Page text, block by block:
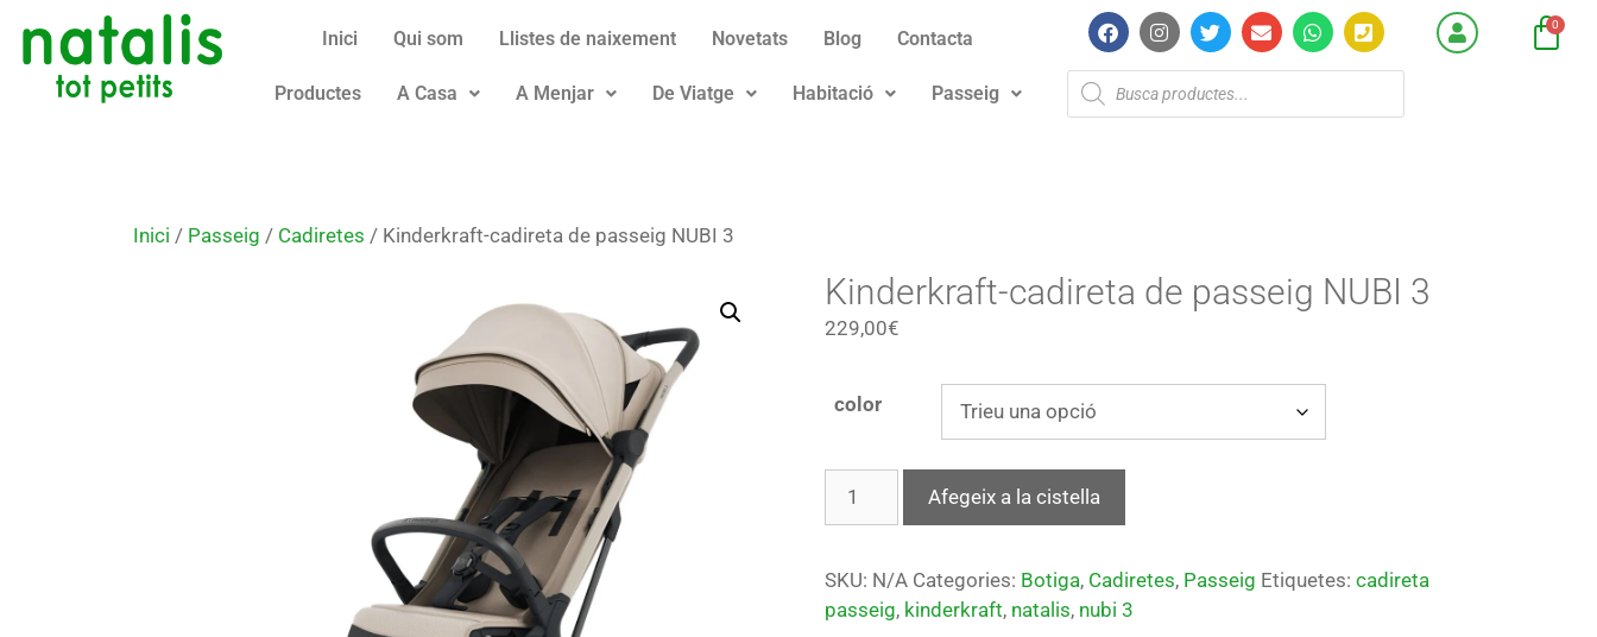
Inici Qui som Llistes de naixement Novetats Blog Contacta
Productes A Casa A Menjar De Viatge Habitació Passeig
Inici / Passeig / Cadiretes / Kinderkraft-cadireta de passeig NUBI 3
Kinderkraft-cadireta de passeig NUBI 3
229,00€
color
Afegeix a la cistella
SKU: N/A Categories: Botiga, Cadiretes, Passeig Etiquetes:cadireta
passeig, kinderkraft, natalis, nubi 3